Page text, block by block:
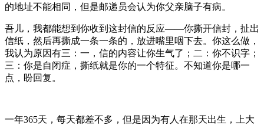
的地址不能相同，但是邮递员会认为你父亲脑子有病。
吾儿，我都能想到你收到这封信的反应——你撕开信封，扯出
信纸，然后再撕成一条一条的，放进嘴里咽下去。你这么做，
我认为原因有三：一，信的内容让你生气了；二：你不识字；
三：你是自闭症，撕纸就是你的一个特征。不知道你是哪一
点，盼回复。
一年365天，每天都差不多，但是因为有人在那天出生，上大